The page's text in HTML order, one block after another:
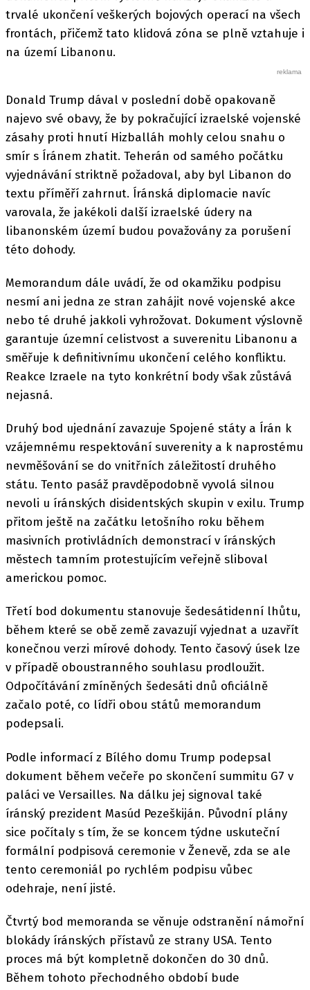
trvalé ukončení veškerých bojových operací na všech
frontách, přičemž tato klidová zóna se plně vztahuje i
na území Libanonu.
Donald Trump dával v poslední době opakovaně
najevo své obavy, že by pokračující izraelské vojenské
zásahy proti hnutí Hizballáh mohly celou snahu o
smír s Íránem zhatit. Teherán od samého počátku
vyjednávání striktně požadoval, aby byl Libanon do
textu příměří zahrnut. Íránská diplomacie navíc
varovala, že jakékoli další izraelské údery na
libanonském území budou považovány za porušení
této dohody.
Memorandum dále uvádí, že od okamžiku podpisu
nesmí ani jedna ze stran zahájit nové vojenské akce
nebo té druhé jakkoli vyhrožovat. Dokument výslovně
garantuje územní celistvost a suverenitu Libanonu a
směřuje k definitivnímu ukončení celého konfliktu.
Reakce Izraele na tyto konkrétní body však zůstává
nejasná.
Druhý bod ujednání zavazuje Spojené státy a Írán k
vzájemnému respektování suverenity a k naprostému
nevměšování se do vnitřních záležitostí druhého
státu. Tento pasáž pravděpodobně vyvolá silnou
nevoli u íránských disidentských skupin v exilu. Trump
přitom ještě na začátku letošního roku během
masivních protivládních demonstrací v íránských
městech tamním protestujícím veřejně sliboval
americkou pomoc.
Třetí bod dokumentu stanovuje šedesátidenní lhůtu,
během které se obě země zavazují vyjednat a uzavřít
konečnou verzi mírové dohody. Tento časový úsek lze
v případě oboustranného souhlasu prodloužit.
Odpočítávání zmíněných šedesáti dnů oficiálně
začalo poté, co lídři obou států memorandum
podepsali.
Podle informací z Bílého domu Trump podepsal
dokument během večeře po skončení summitu G7 v
paláci ve Versailles. Na dálku jej signoval také
íránský prezident Masúd Pezeškiján. Původní plány
sice počítaly s tím, že se koncem týdne uskuteční
formální podpisová ceremonie v Ženevě, zda se ale
tento ceremoniál po rychlém podpisu vůbec
odehraje, není jisté.
Čtvrtý bod memoranda se věnuje odstranění námořní
blokády íránských přístavů ze strany USA. Tento
proces má být kompletně dokončen do 30 dnů.
Během tohoto přechodného období bude